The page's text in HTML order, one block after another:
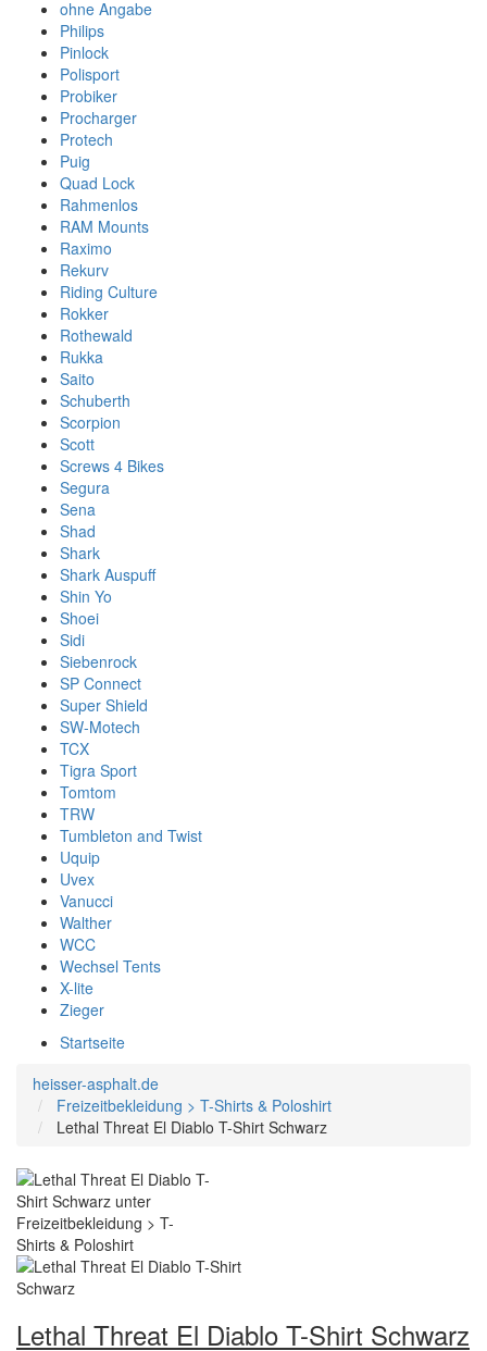
ohne Angabe
Philips
Pinlock
Polisport
Probiker
Procharger
Protech
Puig
Quad Lock
Rahmenlos
RAM Mounts
Raximo
Rekurv
Riding Culture
Rokker
Rothewald
Rukka
Saito
Schuberth
Scorpion
Scott
Screws 4 Bikes
Segura
Sena
Shad
Shark
Shark Auspuff
Shin Yo
Shoei
Sidi
Siebenrock
SP Connect
Super Shield
SW-Motech
TCX
Tigra Sport
Tomtom
TRW
Tumbleton and Twist
Uquip
Uvex
Vanucci
Walther
WCC
Wechsel Tents
X-lite
Zieger
Startseite
heisser-asphalt.de
Freizeitbekleidung > T-Shirts & Poloshirt
Lethal Threat El Diablo T-Shirt Schwarz
Lethal Threat El Diablo T-Shirt Schwarz